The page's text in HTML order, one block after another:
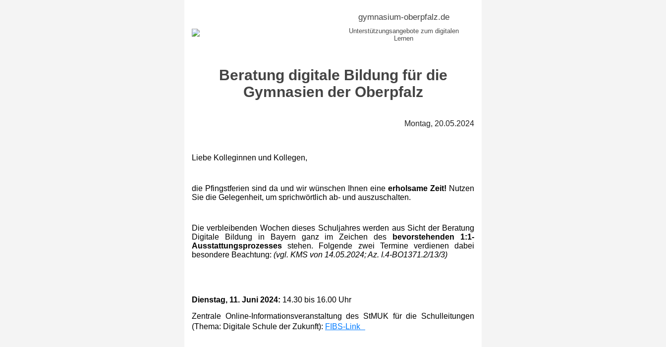
gymnasium-oberpfalz.de
Unterstützungsangebote zum digitalen
Lernen
Beratung digitale Bildung für die
Gymnasien der Oberpfalz
Montag, 20.05.2024
Liebe Kolleginnen und Kollegen,
die Pfingstferien sind da und wir wünschen Ihnen eine erholsame Zeit! Nutzen
Sie die Gelegenheit, um sprichwörtlich ab- und auszuschalten.
Die verbleibenden Wochen dieses Schuljahres werden aus Sicht der Beratung
Digitale Bildung in Bayern ganz im Zeichen des
bevorstehenden 1:1-
Ausstattungsprozesses stehen. Folgende zwei Termine verdienen dabei
besondere Beachtung: (vgl. KMS von 14.05.2024; Az. I.4-BO1371.2/13/3)
Dienstag, 11. Juni 2024: 14.30 bis 16.00 Uhr
Zentrale Online-Informationsveranstaltung des StMUK für die Schulleitungen
(Thema: Digitale Schule der Zukunft): FIBS-Link